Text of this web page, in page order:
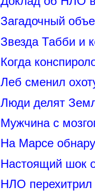
Загадочный
Звезда Табби и
Когда
Леб сменил
Люди делят
Мужчина с
На Марсе
Настоящий шок
НЛО перехитрил